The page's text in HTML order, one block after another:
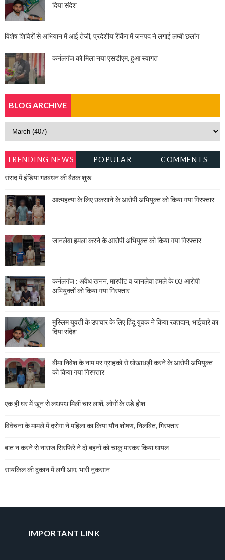
दिया संदेश
विशेष शिविरों से अभियान में आई तेजी, प्रदेशीय रैंकिंग में जनपद ने लगाई लम्बी छलांग
कर्नलगंज को मिला नया एसडीएम, हुआ स्वागत
BLOG ARCHIVE
TRENDING NEWS POPULAR COMMENTS
संसद में इंडिया गठबंधन की बैठक शुरू
आत्महत्या के लिए उकसाने के आरोपी अभियुक्त को किया गया गिरफ्तार
जानलेवा हमला करने के आरोपी अभियुक्त को किया गया गिरफ्तार
कर्नलगंज : अवैध खनन, मारपीट व जानलेवा हमले के 03 आरोपी
अभियुक्तों को किया गया गिरफ्तार
मुस्लिम युवती के उपचार के लिए हिंदू युवक ने किया रक्तदान, भाईचारे का
दिया संदेश
बीमा निवेश के नाम पर ग्राहको से धोखाधड़ी करने के आरोपी अभियुक्त
को किया गया गिरफ्तार
एक ही घर में खून से लथपथ मिलीं चार लाशें, लोगों के उड़े होश
विवेचना के मामले में दरोगा ने महिला का किया यौन शोषण, निलंबित, गिरफ्तार
बात न करने से नाराज सिरफिरे ने दो बहनों को चाकू मारकर किया घायल
सायकिल की दुकान में लगी आग, भारी नुकसान
IMPORTANT LINK